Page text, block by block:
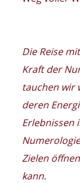
Die Reise
Kraft der
tauchen wir
deren
Erlebnissen
Zielen
kann.